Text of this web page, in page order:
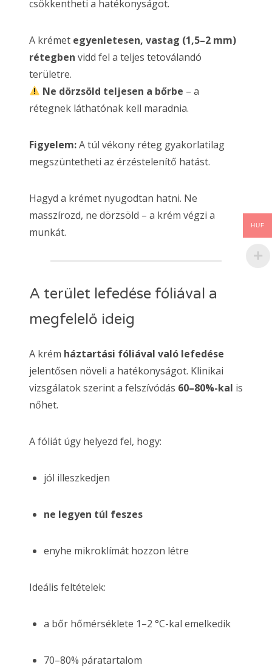
csökkentheti a hatékonyságot.
A krémet egyenletesen, vastag (1,5–2 mm)
rétegben vidd fel a teljes tetoválandó
területre.
Ne dörzsöld teljesen a bőrbe – a
rétegnek láthatónak kell maradnia.
Figyelem:A túl vékony réteg gyakorlatilag
megszüntetheti az érzéstelenítő hatást.
Hagyd a krémet nyugodtan hatni. Ne
masszírozd, ne dörzsöld – a krém végzi a
munkát.
A terület lefedése fóliával a
megfelelő ideig
A krém háztartási fóliával való lefedése
jelentősen növeli a hatékonyságot. Klinikai
vizsgálatok szerint a felszívódás 60–80%-kal is
nőhet.
A fóliát úgy helyezd fel, hogy:
jól illeszkedjen
ne legyen túl feszes
enyhe mikroklímát hozzon létre
Ideális feltételek:
a bőr hőmérséklete 1–2 °C-kal emelkedik
70–80% páratartalom
HUF